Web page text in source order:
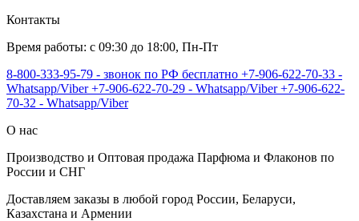
Контакты
Время работы: с 09:30 до 18:00, Пн-Пт
8-800-333-95-79 - звонок по РФ бесплатно +7-906-622-70-33 -
Whatsapp/Viber+7-906-622-70-29 - Whatsapp/Viber+7-906-622-
70-32 - Whatsapp/Viber
О нас
Производство и Оптовая продажа Парфюма и Флаконов по
России и СНГ
Доставляем заказы в любой город России, Беларуси,
Казахстана и Армении